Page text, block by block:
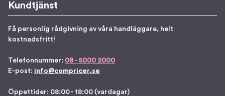
Kundtjänst
Få personlig rådgivning av våra handläggare, helt
kostnadsfritt!
Telefonnummer: 08 - 5000 2000
E-post: info@compricer.se
Öppettider: 08:00 - 18:00 (vardagar)